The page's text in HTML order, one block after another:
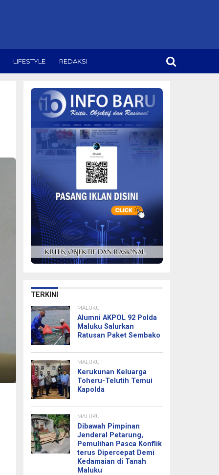
LIFESTYLE REDAKSI
TERKINI
MALUKU
Alumni AKPOL 92 Polda
Maluku Salurkan
Ratusan Paket Sembako
MALUKU
Kerukunan Keluarga
Toheru-Telutih Temui
Kapolda
MALUKU
Dibawah Pimpinan
Jenderal Petarung,
Pemulihan Pasca Konflik
terus Dipercepat Demi
Kedamaian di Tanah
Maluku